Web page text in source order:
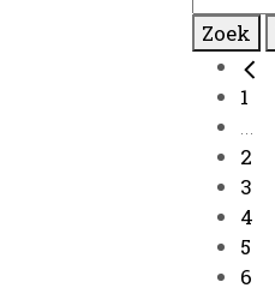
Zoek
1
...
2
3
4
5
6